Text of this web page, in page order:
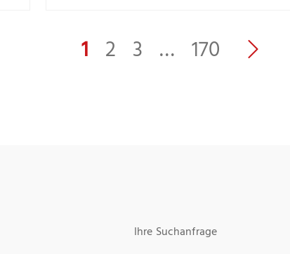
1 2 3 … 170
Ihre Suchanfrage